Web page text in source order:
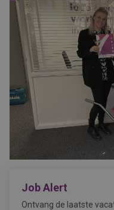
Job Alert
Ontvang de laatste